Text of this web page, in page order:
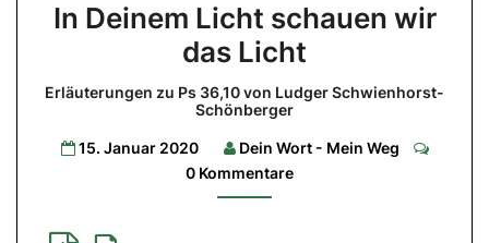
Deinem
Licht
schauen
wir
das
Licht
Erläuterungen
In Deinem Licht schauen wir
das Licht
Erläuterungen zu Ps 36,10 von Ludger Schwienhorst-
Schönberger
15. Januar 2020 Dein Wort - Mein Weg
0 Kommentare